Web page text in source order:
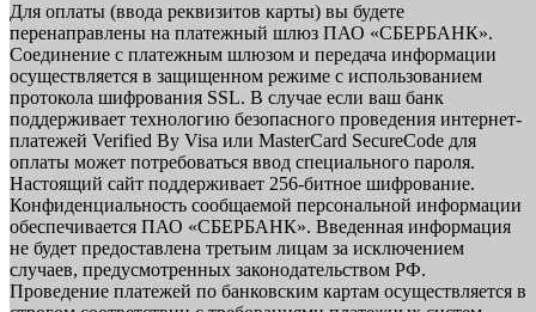
Для оплаты (ввода реквизитов карты) вы будете
перенаправлены на платежный шлюз ПАО «СБЕРБАНК».
Соединение с платежным шлюзом и передача информации
осуществляется в защищенном режиме с использованием
протокола шифрования SSL. В случае если ваш банк
поддерживает технологию безопасного проведения интернет-
платежей Verified By Visa или MasterCard SecureCode для
оплаты может потребоваться ввод специального пароля.
Настоящий сайт поддерживает 256-битное шифрование.
Конфиденциальность сообщаемой персональной информации
обеспечивается ПАО «СБЕРБАНК». Введенная информация
не будет предоставлена третьим лицам за исключением
случаев, предусмотренных законодательством РФ.
Проведение платежей по банковским картам осуществляется в